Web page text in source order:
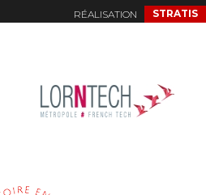
RÉALISATION STRATIS